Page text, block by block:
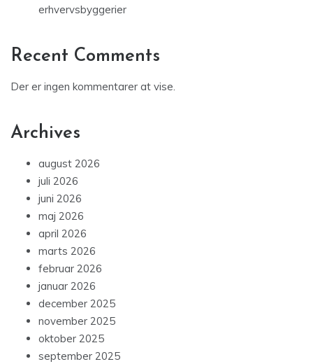
erhvervsbyggerier
Recent Comments
Der er ingen kommentarer at vise.
Archives
august 2026
juli 2026
juni 2026
maj 2026
april 2026
marts 2026
februar 2026
januar 2026
december 2025
november 2025
oktober 2025
september 2025